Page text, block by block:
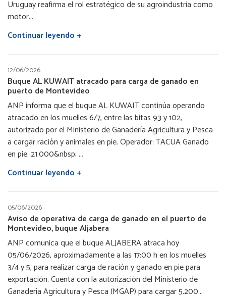
Uruguay reafirma el rol estratégico de su agroindustria como
motor...
Continuar leyendo +
12/06/2026
Buque AL KUWAIT atracado para carga de ganado en
puerto de Montevideo
ANP informa que el buque AL KUWAIT continúa operando
atracado en los muelles 6/7, entre las bitas 93 y 102,
autorizado por el Ministerio de Ganadería Agricultura y Pesca
a cargar ración y animales en pie. Operador: TACUA Ganado
en pie: 21.000&nbsp; ...
Continuar leyendo +
05/06/2026
Aviso de operativa de carga de ganado en el puerto de
Montevideo, buque Aljabera
ANP comunica que el buque ALJABERA atraca hoy
05/06/2026, aproximadamente a las 17:00 h en los muelles
3/4 y 5, para realizar carga de ración y ganado en pie para
exportación. Cuenta con la autorización del Ministerio de
Ganadería Agricultura y Pesca (MGAP) para cargar 5.200...